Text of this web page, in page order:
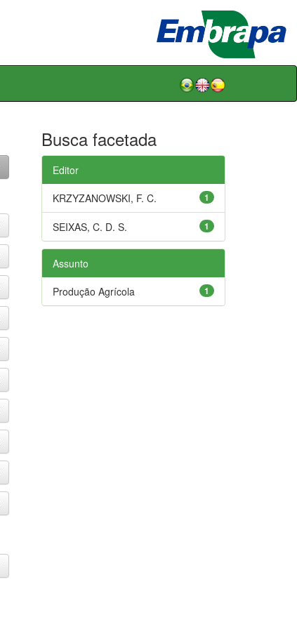
Busca facetada
Editor
1
KRZYZANOWSKI, F. C.
1
SEIXAS, C. D. S.
Assunto
1
Produção Agrícola